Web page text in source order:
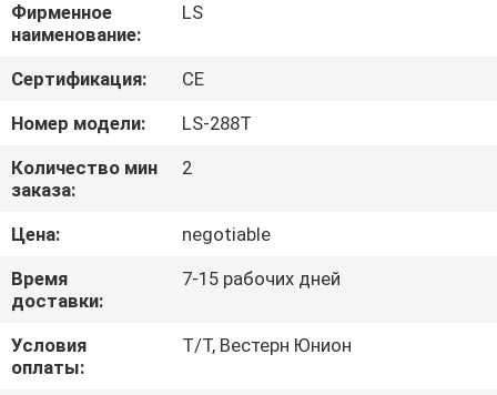
ПУТЕШЕСТВИЕ
ФАБРИКИ
ПРОВЕРКА
КАЧЕСТВА
СВЯЖИТЕСЬ
МЫ
НОВОСТИ
Фирменное
наименование:
LS
Сертификация:
CE
Номер модели:
LS-288T
Количество мин
заказа:
2
Цена:
negotiable
Время
доставки:
7-15 рабочих дней
Условия
оплаты:
Т/Т, Вестерн Юнион